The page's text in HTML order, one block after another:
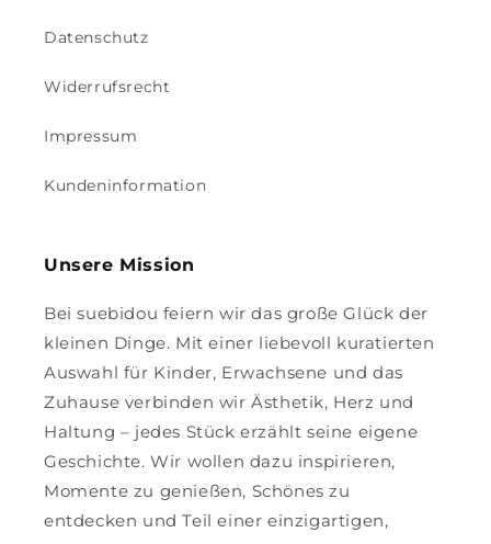
Datenschutz
Widerrufsrecht
Impressum
Kundeninformation
Unsere Mission
Bei suebidou feiern wir das große Glück der
kleinen Dinge. Mit einer liebevoll kuratierten
Auswahl für Kinder, Erwachsene und das
Zuhause verbinden wir Ästhetik, Herz und
Haltung – jedes Stück erzählt seine eigene
Geschichte. Wir wollen dazu inspirieren,
Momente zu genießen, Schönes zu
entdecken und Teil einer einzigartigen,